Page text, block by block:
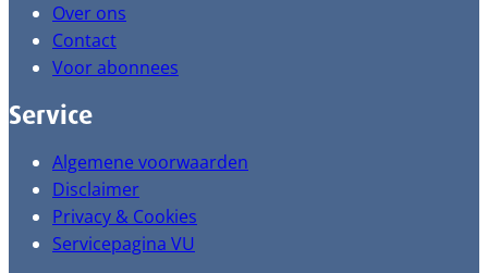
Over ons
Contact
Voor abonnees
Service
Algemene voorwaarden
Disclaimer
Privacy & Cookies
Servicepagina VU